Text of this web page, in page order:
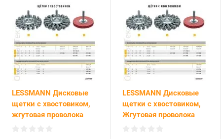
LESSMANN Дисковые
щетки с хвостовиком,
жгутовая проволока
LESSMANN Дисковые
щетки с хвостовиком,
Жгутовая проволока